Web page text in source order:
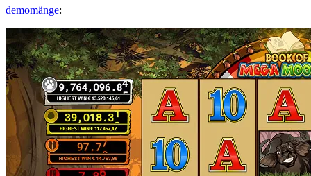
demomänge: